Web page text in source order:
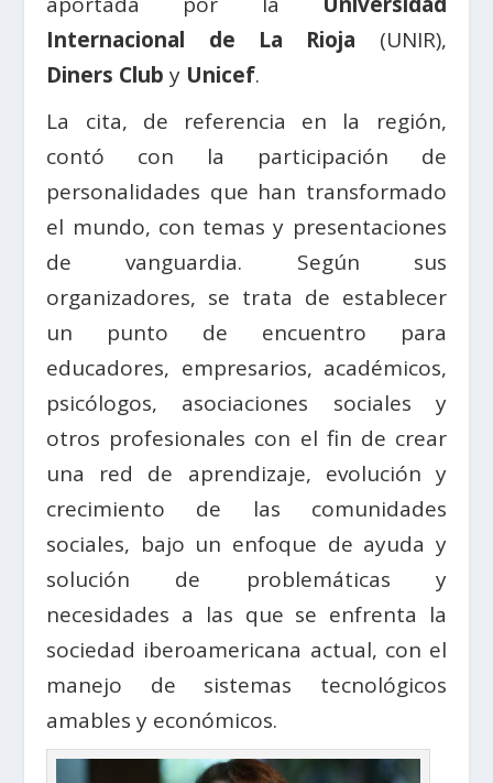
Internacional de La Rioja (UNIR),
Diners Club y Unicef.
La cita, de referencia en la región,
contó con la participación de
personalidades que han transformado
el mundo, con temas y presentaciones
de vanguardia. Según sus
organizadores, se trata de establecer
un punto de encuentro para
educadores, empresarios, académicos,
psicólogos, asociaciones sociales y
otros profesionales con el fin de crear
una red de aprendizaje, evolución y
crecimiento de las comunidades
sociales, bajo un enfoque de ayuda y
solución de problemáticas y
necesidades a las que se enfrenta la
sociedad iberoamericana actual, con el
manejo de sistemas tecnológicos
amables y económicos.